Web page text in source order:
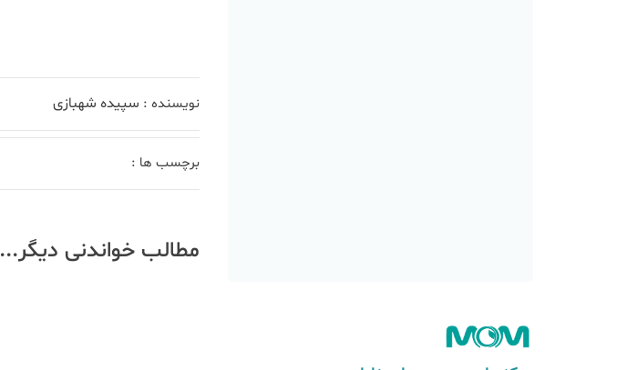
نویسنده : سپیده شهبازی
برچسب ها :
مطالب خواندنی دیگر...